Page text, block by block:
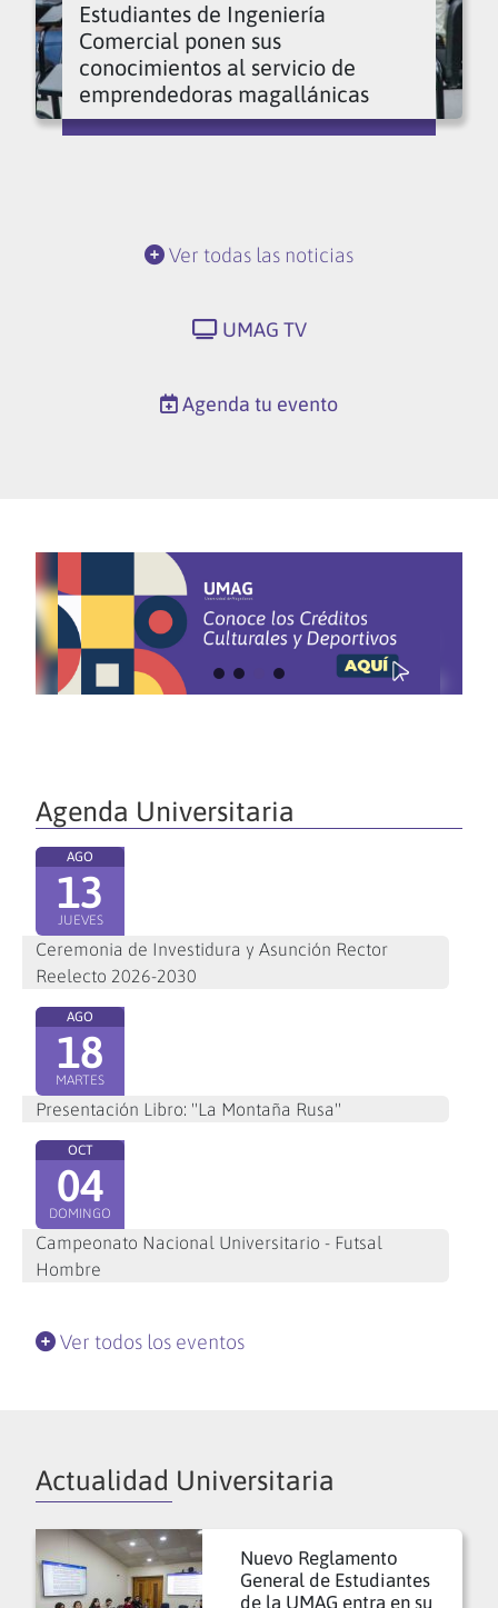
Estudiantes de Ingeniería
Comercial ponen sus
conocimientos al servicio de
emprendedoras magallánicas
Ver todas las noticias
UMAG TV
Agenda tu evento
Agenda Universitaria
AGO
13
JUEVES
Ceremonia de Investidura y Asunción Rector
Reelecto 2026-2030
AGO
18
MARTES
Presentación Libro: "La Montaña Rusa"
OCT
04
DOMINGO
Campeonato Nacional Universitario - Futsal
Hombre
Ver todos los eventos
Actualidad Universitaria
Nuevo Reglamento
General de Estudiantes
de la UMAG entra en su